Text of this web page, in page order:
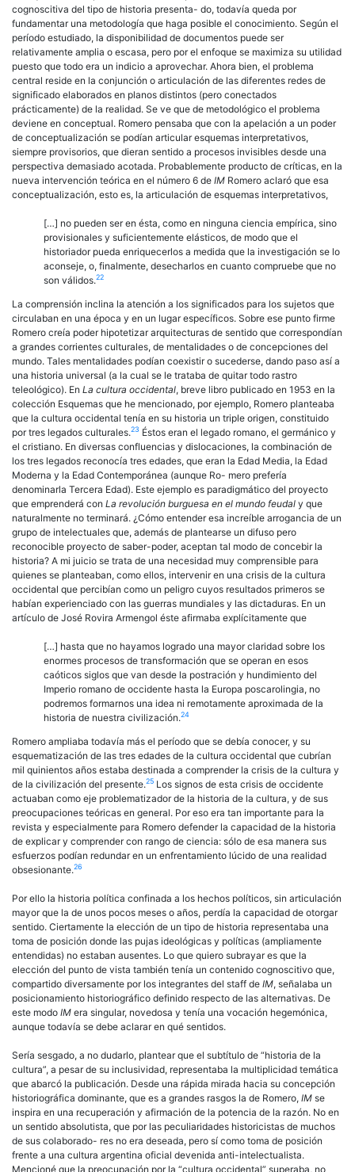
cognoscitiva del tipo de historia presenta- do, todavía queda por
fundamentar una metodología que haga posible el conocimiento. Según el
período estudiado, la disponibilidad de documentos puede ser
relativamente amplia o escasa, pero por el enfoque se maximiza su utilidad
puesto que todo era un indicio a aprovechar. Ahora bien, el problema
central reside en la conjunción o articulación de las diferentes redes de
significado elaborados en planos distintos (pero conectados
prácticamente) de la realidad. Se ve que de metodológico el problema
deviene en conceptual. Romero pensaba que con la apelación a un poder
de conceptualización se podían articular esquemas interpretativos,
siempre provisorios, que dieran sentido a procesos invisibles desde una
perspectiva demasiado acotada. Probablemente producto de críticas, en la
nueva intervención teórica en el número 6 de IM Romero aclaró que esa
conceptualización, esto es, la articulación de esquemas interpretativos,
[…] no pueden ser en ésta, como en ninguna ciencia empírica, sino
provisionales y suficientemente elásticos, de modo que el
historiador pueda enriquecerlos a medida que la investigación se lo
aconseje, o, finalmente, desecharlos en cuanto compruebe que no
son válidos.22
La comprensión inclina la atención a los significados para los sujetos que
circulaban en una época y en un lugar específicos. Sobre ese punto firme
Romero creía poder hipotetizar arquitecturas de sentido que correspondían
a grandes corrientes culturales, de mentalidades o de concepciones del
mundo. Tales mentalidades podían coexistir o sucederse, dando paso así a
una historia universal (a la cual se le trataba de quitar todo rastro
teleológico). En La cultura occidental, breve libro publicado en 1953 en la
colección Esquemas que he mencionado, por ejemplo, Romero planteaba
que la cultura occidental tenía en su historia un triple origen, constituido
por tres legados culturales.23 Éstos eran el legado romano, el germánico y
el cristiano. En diversas confluencias y dislocaciones, la combinación de
los tres legados reconocía tres edades, que eran la Edad Media, la Edad
Moderna y la Edad Contemporánea (aunque Ro- mero prefería
denominarla Tercera Edad). Este ejemplo es paradigmático del proyecto
que emprenderá con La revolución burguesa en el mundo feudal y que
naturalmente no terminará. ¿Cómo entender esa increíble arrogancia de un
grupo de intelectuales que, además de plantearse un difuso pero
reconocible proyecto de saber-poder, aceptan tal modo de concebir la
historia? A mi juicio se trata de una necesidad muy comprensible para
quienes se planteaban, como ellos, intervenir en una crisis de la cultura
occidental que percibían como un peligro cuyos resultados primeros se
habían experienciado con las guerras mundiales y las dictaduras. En un
artículo de José Rovira Armengol éste afirmaba explícitamente que
[…] hasta que no hayamos logrado una mayor claridad sobre los
enormes procesos de transformación que se operan en esos
caóticos siglos que van desde la postración y hundimiento del
Imperio romano de occidente hasta la Europa poscarolingia, no
podremos formarnos una idea ni remotamente aproximada de la
historia de nuestra civilización.24
Romero ampliaba todavía más el período que se debía conocer, y su
esquematización de las tres edades de la cultura occidental que cubrían
mil quinientos años estaba destinada a comprender la crisis de la cultura y
de la civilización del presente.25 Los signos de esta crisis de occidente
actuaban como eje problematizador de la historia de la cultura, y de sus
preocupaciones teóricas en general. Por eso era tan importante para la
revista y especialmente para Romero defender la capacidad de la historia
de explicar y comprender con rango de ciencia: sólo de esa manera sus
esfuerzos podían redundar en un enfrentamiento lúcido de una realidad
obsesionante.26
Por ello la historia política confinada a los hechos políticos, sin articulación
mayor que la de unos pocos meses o años, perdía la capacidad de otorgar
sentido. Ciertamente la elección de un tipo de historia representaba una
toma de posición donde las pujas ideológicas y políticas (ampliamente
entendidas) no estaban ausentes. Lo que quiero subrayar es que la
elección del punto de vista también tenía un contenido cognoscitivo que,
compartido diversamente por los integrantes del staff de IM, señalaba un
posicionamiento historiográfico definido respecto de las alternativas. De
este modo IM era singular, novedosa y tenía una vocación hegemónica,
aunque todavía se debe aclarar en qué sentidos.
Sería sesgado, a no dudarlo, plantear que el subtítulo de “historia de la
cultura”, a pesar de su inclusividad, representaba la multiplicidad temática
que abarcó la publicación. Desde una rápida mirada hacia su concepción
historiográfica dominante, que es a grandes rasgos la de Romero, IM se
inspira en una recuperación y afirmación de la potencia de la razón. No en
un sentido absolutista, que por las peculiaridades historicistas de muchos
de sus colaborado- res no era deseada, pero sí como toma de posición
frente a una cultura argentina oficial devenida anti-intelectualista.
Mencioné que la preocupación por la “cultura occidental” superaba, no